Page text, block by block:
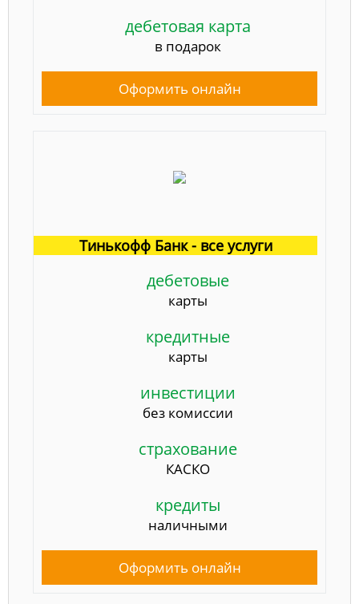
дебетовая карта
в подарок
Оформить онлайн
Тинькофф Банк - все услуги
дебетовые
карты
кредитные
карты
инвестиции
без комиссии
страхование
КАСКО
кредиты
наличными
Оформить онлайн